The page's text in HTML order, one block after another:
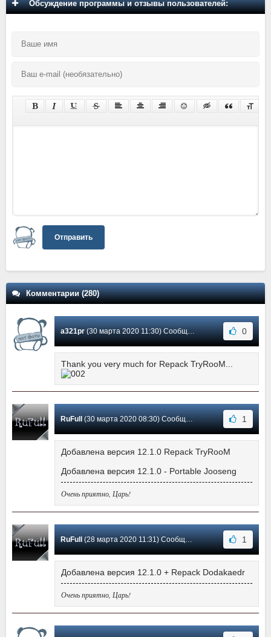
Обсуждение программы и отзывы пользователей:
Отправить
Комментарии (280)
a321pr(30 марта 2020 11:30) Сообщение #176 0
Thank you very much for Repack TryRooM...
RuFull (30 марта 2020 08:30) Сообщение #175 1
Добавлена версия 12.1.0 Repack TryRooM
Добавлена версия 12.1.0 - Portable Jooseng
Очень приятно, Царь!
RuFull (28 марта 2020 11:31) Сообщение #174 1
Добавлена версия 12.1.0 + Repack Dodakaedr
Очень приятно, Царь!